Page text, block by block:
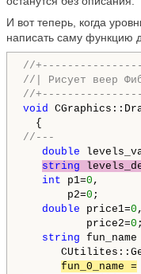
И вот теперь, когда
написать саму функцию
//
//| Рисует веер
//
void
//---
double
string
int p1=0
p2=0
double price1=0
price2=0
string
fun_0_name =